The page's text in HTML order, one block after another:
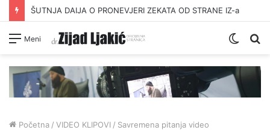
ŠUTNJA DAIJA O PRONEVJERI ZEKATA OD STRANE IZ-a
Meni
Switch
Početna / VIDEO KLIPOVI / Savremena pitanja video